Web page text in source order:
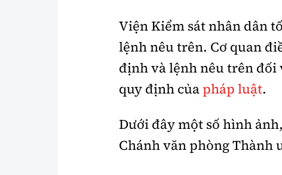
Viện Kiểm sát nhân dân
lệnh nêu trên. Cơ quan
định và lệnh nêu trên đối
quy định củapháp luật.
Dưới đây một số hình
Chánh văn phòng Thành